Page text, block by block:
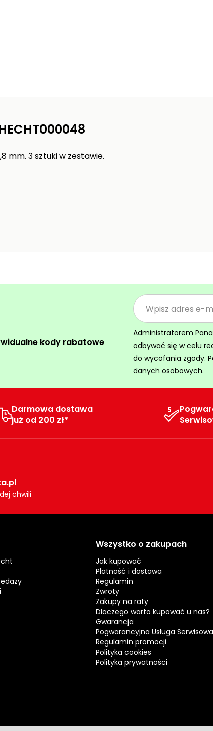
mm. 3 sztuki w zestawie.
kody rabatowe
Administratorem
odbywać się w celu
do wycofania zgody.
danych osobowych.
Darmowa dostawa
już od 200 zł*
chwili
Wszystko o zakupach
Jak kupować
Płatność i dostawa
Regulamin
Zwroty
Zakupy na raty
Dlaczego warto kupować u nas?
Gwarancja
Pogwarancyjna Usługa Serwisowa
Regulamin promocji
Polityka cookies
Polityka prywatności